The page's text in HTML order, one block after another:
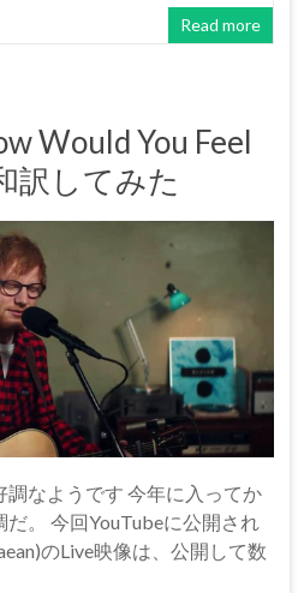
Read more
Would You Feel
訳してみた
調なようです 今年に入ってか
だ。 今回YouTubeに公開され
のLive映像は、公開して数